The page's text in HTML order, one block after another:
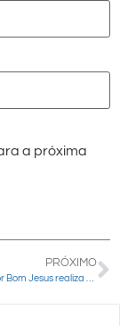
a próxima
PRÓXIMO
Paróquia Senhor Bom Jesus realiza segundo encontro da Escola Bíblica e Pastoral Paroquial da IVC